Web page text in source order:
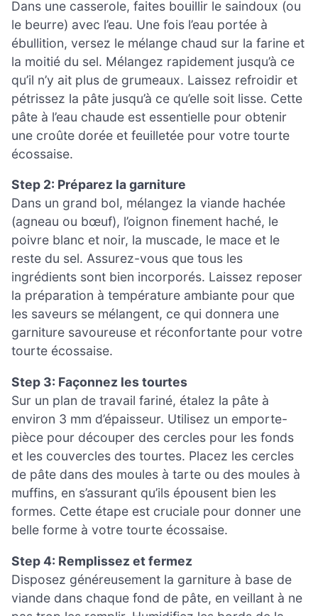
Dans une casserole, faites bouillir le saindoux (ou
le beurre) avec l’eau. Une fois l’eau portée à
ébullition, versez le mélange chaud sur la farine et
la moitié du sel. Mélangez rapidement jusqu’à ce
qu’il n’y ait plus de grumeaux. Laissez refroidir et
pétrissez la pâte jusqu’à ce qu’elle soit lisse. Cette
pâte à l’eau chaude est essentielle pour obtenir
une croûte dorée et feuilletée pour votre tourte
écossaise.
Step 2: Préparez la garniture
Dans un grand bol, mélangez la viande hachée
(agneau ou bœuf), l’oignon finement haché, le
poivre blanc et noir, la muscade, le mace et le
reste du sel. Assurez-vous que tous les
ingrédients sont bien incorporés. Laissez reposer
la préparation à température ambiante pour que
les saveurs se mélangent, ce qui donnera une
garniture savoureuse et réconfortante pour votre
tourte écossaise.
Step 3: Façonnez les tourtes
Sur un plan de travail fariné, étalez la pâte à
environ 3 mm d’épaisseur. Utilisez un emporte-
pièce pour découper des cercles pour les fonds
et les couvercles des tourtes. Placez les cercles
de pâte dans des moules à tarte ou des moules à
muffins, en s’assurant qu’ils épousent bien les
formes. Cette étape est cruciale pour donner une
belle forme à votre tourte écossaise.
Step 4: Remplissez et fermez
Disposez généreusement la garniture à base de
viande dans chaque fond de pâte, en veillant à ne